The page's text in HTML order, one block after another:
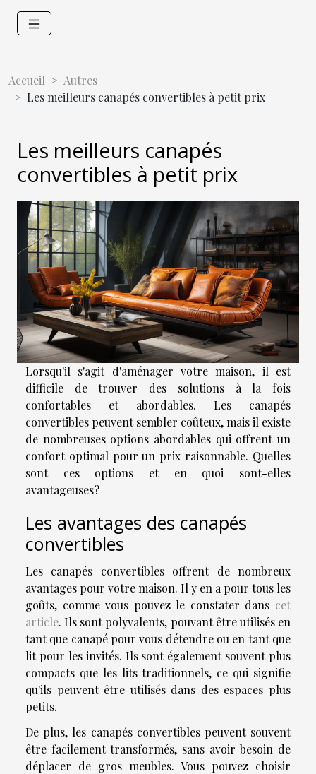
Accueil
Autres
Les meilleurs canapés convertibles à petit prix
Les meilleurs canapés
convertibles à petit prix
Lorsqu'il s'agit d'aménager votre maison, il est
difficile de trouver des solutions à la fois
confortables et abordables. Les canapés
convertibles peuvent sembler coûteux, mais il existe
de nombreuses options abordables qui offrent un
confort optimal pour un prix raisonnable. Quelles
sont ces options et en quoi sont-elles
avantageuses?
Les avantages des canapés
convertibles
Les canapés convertibles offrent de nombreux
avantages pour votre maison. Il y en a pour tous les
goûts, comme vous pouvez le constater dans cet
article. Ils sont polyvalents, pouvant être utilisés en
tant que canapé pour vous détendre ou en tant que
lit pour les invités. Ils sont également souvent plus
compacts que les lits traditionnels, ce qui signifie
qu'ils peuvent être utilisés dans des espaces plus
petits.
De plus, les canapés convertibles peuvent souvent
être facilement transformés, sans avoir besoin de
déplacer de gros meubles. Vous pouvez choisir